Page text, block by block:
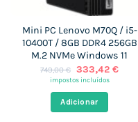
Mini PC Lenovo M70Q / i5-
10400T / 8GB DDR4 256GB
M.2 NVMe Windows 11
749,00€ O
preço
era:
749,00 €.
333,42 €O
impostos incluídos
Adicionar